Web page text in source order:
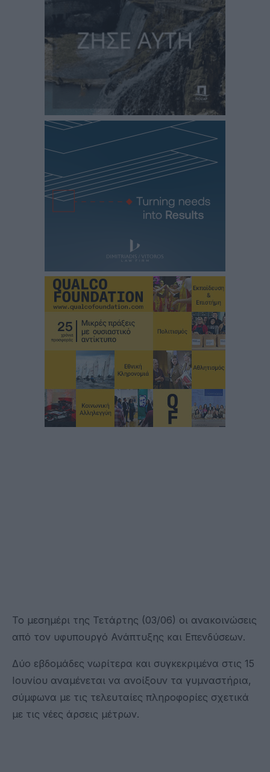
Το μεσημέρι της Τετάρτης (03/06) οι ανακοινώσεις
από τον υφυπουργό Ανάπτυξης και Επενδύσεων.
Δύο εβδομάδες νωρίτερα και συγκεκριμένα στις 15
Ιουνίου αναμένεται να ανοίξουν τα γυμναστήρια,
σύμφωνα με τις τελευταίες πληροφορίες σχετικά
με τις νέες άρσεις μέτρων.